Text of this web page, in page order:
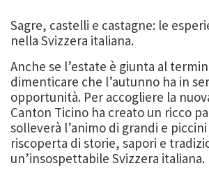
Sagre, castelli e castagne: le
nella Svizzera italiana.
Anche se l’estate è giunta al
dimenticare che l’autunno ha in
opportunità. Per accogliere la
Canton Ticino ha creato un ricco
solleverà l’animo di grandi e
riscoperta di storie, sapori e
un’insospettabile Svizzera italiana.